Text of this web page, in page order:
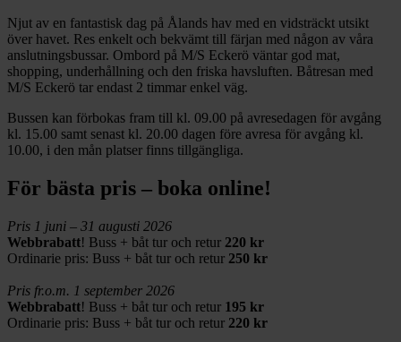
Njut av en fantastisk dag på Ålands hav med en vidsträckt utsikt
över havet. Res enkelt och bekvämt till färjan med någon av våra
anslutningsbussar. Ombord på M/S Eckerö väntar god mat,
shopping, underhållning och den friska havsluften. Båtresan med
M/S Eckerö tar endast 2 timmar enkel väg.
Bussen kan förbokas fram till kl. 09.00 på avresedagen för avgång
kl. 15.00 samt senast kl. 20.00 dagen före avresa för avgång kl.
10.00, i den mån platser finns tillgängliga.
För bästa pris – boka online!
Pris 1 juni – 31 augusti 2026
Webbrabatt! Buss + båt tur och retur 220 kr
Ordinarie pris: Buss + båt tur och retur 250 kr
Pris fr.o.m. 1 september 2026
Webbrabatt! Buss + båt tur och retur 195 kr
Ordinarie pris: Buss + båt tur och retur 220 kr